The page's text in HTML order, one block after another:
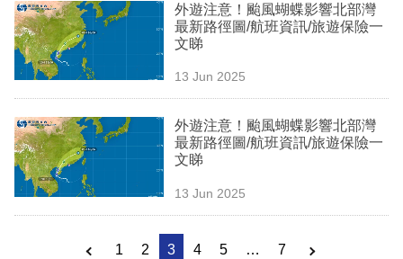
外遊注意！颱風蝴蝶影響北部灣
最新路徑圖/航班資訊/旅遊保險一
文睇
13 Jun 2025
外遊注意！颱風蝴蝶影響北部灣
最新路徑圖/航班資訊/旅遊保險一
文睇
13 Jun 2025
1 2 3 4 5 … 7